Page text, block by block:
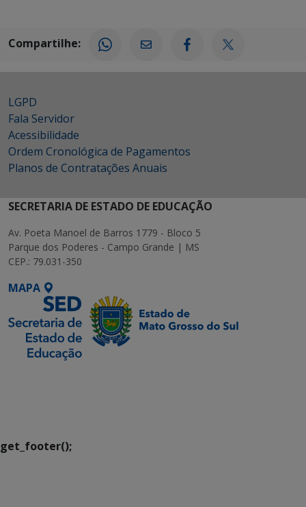
Compartilhe:
LGPD
Fala Servidor
Acessibilidade
Ordem Cronológica de Pagamentos
Planos de Contratações Anuais
SECRETARIA DE ESTADO DE EDUCAÇÃO
Av. Poeta Manoel de Barros 1779 - Bloco 5
Parque dos Poderes - Campo Grande | MS
CEP.: 79.031-350
MAPA
get_footer();